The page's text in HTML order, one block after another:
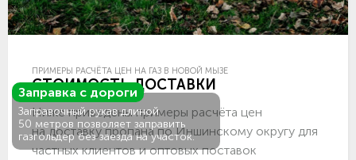
Заправка с дороги
Заправочный рукав длиной
50 метров позволяет заправить
газгольдер без заезда на участок.
ПРИМЕРЫ РАСЧЁТА ЦЕН НА ГАЗ В НОВОЙ МЫЗЕ
СТОИМОСТЬ ДОСТАВКИ
Ниже приведены примеры расчёта цен
на доставку пропана по Иншинскому округу для
частных клиентов и оптовых поставок